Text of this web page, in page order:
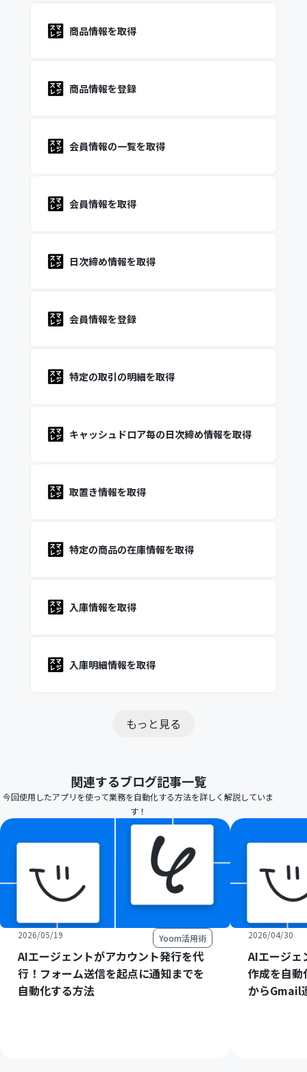
商品情報を取得
商品情報を登録
会員情報の一覧を取得
会員情報を取得
日次締め情報を取得
会員情報を登録
特定の取引の明細を取得
キャッシュドロア毎の日次締め情報を取得
取置き情報を取得
特定の商品の在庫情報を取得
入庫情報を取得
入庫明細情報を取得
もっと見る
関連するブログ記事一覧
今回使用したアプリを使って業務を自動化する方法を詳しく解説していま
す！
2026/05/19 Yoom活用術
AIエージェントがアカウント発行を代
行！フォーム送信を起点に通知までを
自動化する方法
2026/04/30
AIエージェ
作成を自動
からGmail